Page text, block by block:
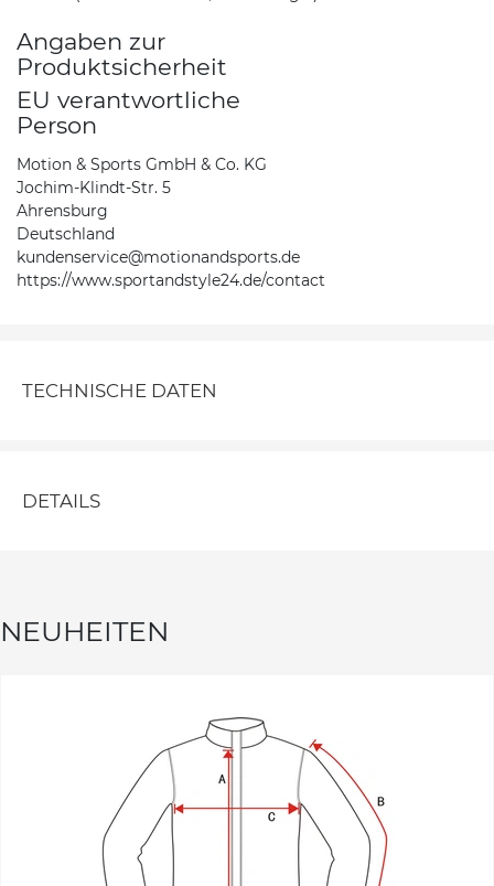
Angaben zur
Produktsicherheit
EU verantwortliche
Person
Motion & Sports GmbH & Co. KG
Jochim-Klindt-Str. 5
Ahrensburg
Deutschland
kundenservice@motionandsports.de
https://www.sportandstyle24.de/contact
TECHNISCHE DATEN
DETAILS
NEUHEITEN